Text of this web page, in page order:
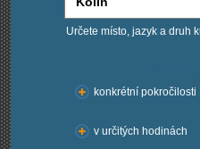
Určete místo, jazyk a druh
konkrétní pokročilosti
v určitých hodinách